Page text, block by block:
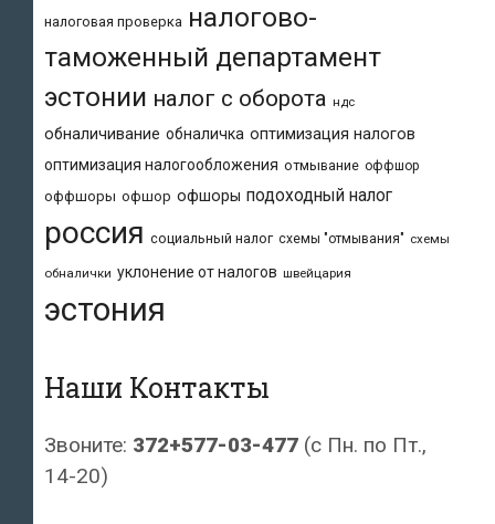
налоговая проверка налогово-
таможенный департамент
эстонии налог с оборота ндс
обналичивание обналичка оптимизация налогов
оптимизация налогообложения отмывание оффшор
оффшоры офшор офшоры подоходный налог
россия социальный налог схемы "отмывания" схемы
обналички уклонение от налогов швейцария
эстония
Наши Контакты
Звоните: 372+577-03-477 (с Пн. по Пт.,
14-20)